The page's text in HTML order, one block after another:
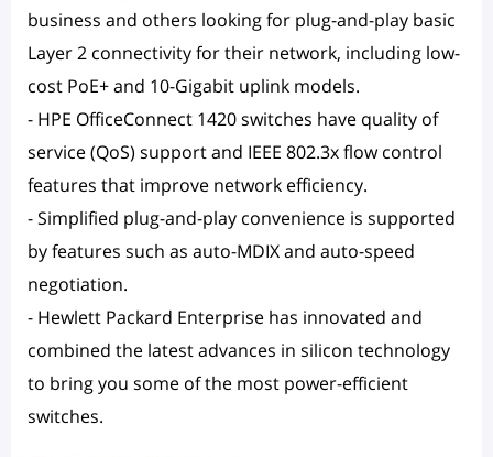
business and others looking for plug-and-play basic
Layer 2 connectivity for their network, including low-
cost PoE+ and 10-Gigabit uplink models.
- HPE OfficeConnect 1420 switches have quality of
service (QoS) support and IEEE 802.3x flow control
features that improve network efficiency.
- Simplified plug-and-play convenience is supported
by features such as auto-MDIX and auto-speed
negotiation.
- Hewlett Packard Enterprise has innovated and
combined the latest advances in silicon technology
to bring you some of the most power-efficient
switches.